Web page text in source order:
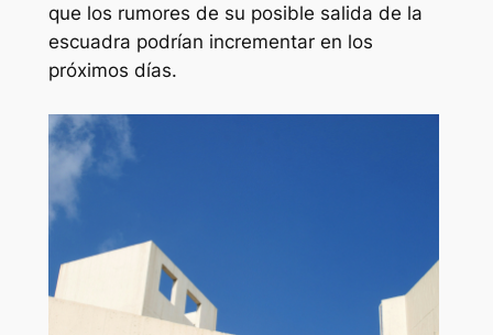
que los rumores de su posible salida de la
escuadra podrían incrementar en los
próximos días.